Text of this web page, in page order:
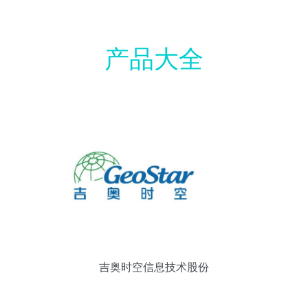
产品大全
吉奥时空信息技术股份